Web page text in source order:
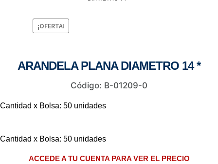
¡OFERTA!
ARANDELA PLANA DIAMETRO 14 *
Código: B-01209-0
Cantidad x Bolsa: 50 unidades
Cantidad x Bolsa: 50 unidades
ACCEDE A TU CUENTA PARA VER EL PRECIO